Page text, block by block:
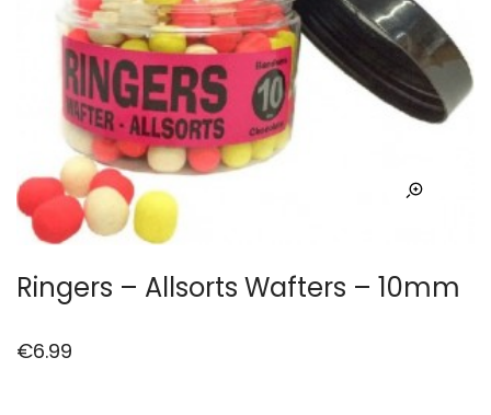
Ringers – Allsorts Wafters – 10mm
€6.99